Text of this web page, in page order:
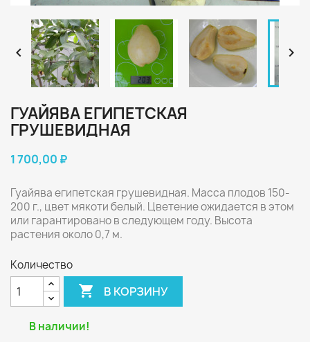
 
ГУАЙЯВА ЕГИПЕТСКАЯ
ГРУШЕВИДНАЯ
1 700,00 ₽
Гуайява египетская грушевидная. Масса плодов 150-
200 г., цвет мякоти белый. Цветение ожидается в этом
или гарантировано в следующем году. Высота
растения около 0,7 м.
Количество
 В КОРЗИНУ
В наличии!